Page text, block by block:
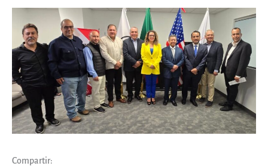
Compartir: